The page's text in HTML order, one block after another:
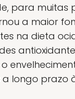
para muitas
a maior
na dieta
longo prazo